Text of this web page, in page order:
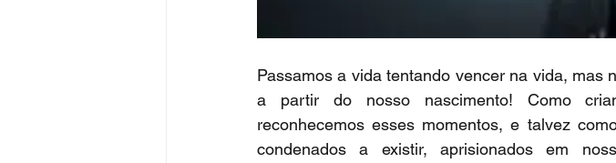
Passamos a vida tentando vencer na vida, mas
a partir do nosso nascimento! Como
reconhecemos esses momentos, e talvez
condenados a existir, aprisionados em